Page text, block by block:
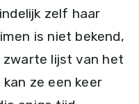
zelf haar
is niet bekend,
lijst van het
ze een keer